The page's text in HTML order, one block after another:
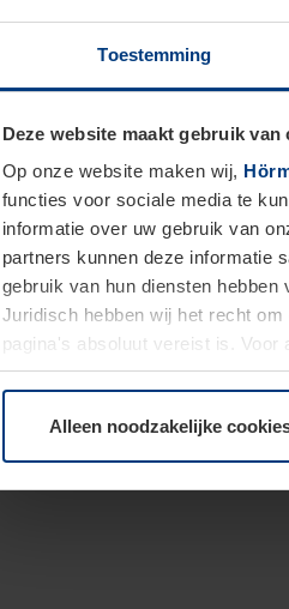
Toestemming
Deze website maakt gebruik van
Op onze website maken wij,
functies voor sociale media te
informatie over uw gebruik van
partners kunnen deze informatie
gebruik van hun diensten hebben
Juridisch hebben wij het recht
pagina's absoluut vereist is. Voor
moment bij de uitleg van de
Alleen noodzakelijke